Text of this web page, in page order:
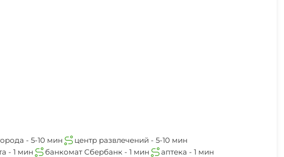
- 5-10 мин
центр развлечений - 5-10 мин
- 1 мин банкомат Сбербанк - 1 мин аптека - 1 мин